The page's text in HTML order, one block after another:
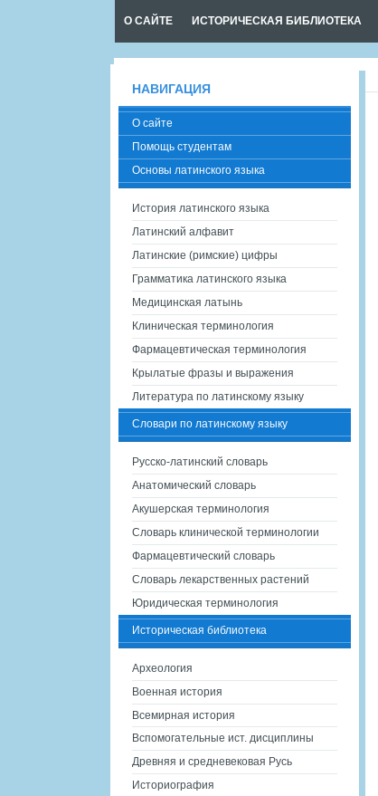
О САЙТЕ ИСТОРИЧЕСКАЯ БИБЛИОТЕКА
НАВИГАЦИЯ
О сайте
Помощь студентам
Основы латинского языка
История латинского языка
Латинский алфавит
Латинские (римские) цифры
Грамматика латинского языка
Медицинская латынь
Клиническая терминология
Фармацевтическая терминология
Крылатые фразы и выражения
Литература по латинскому языку
Словари по латинскому языку
Русско-латинский словарь
Анатомический словарь
Акушерская терминология
Словарь клинической терминологии
Фармацевтический словарь
Словарь лекарственных растений
Юридическая терминология
Историческая библиотека
Археология
Военная история
Всемирная история
Вспомогательные ист. дисциплины
Древняя и средневековая Русь
Историография